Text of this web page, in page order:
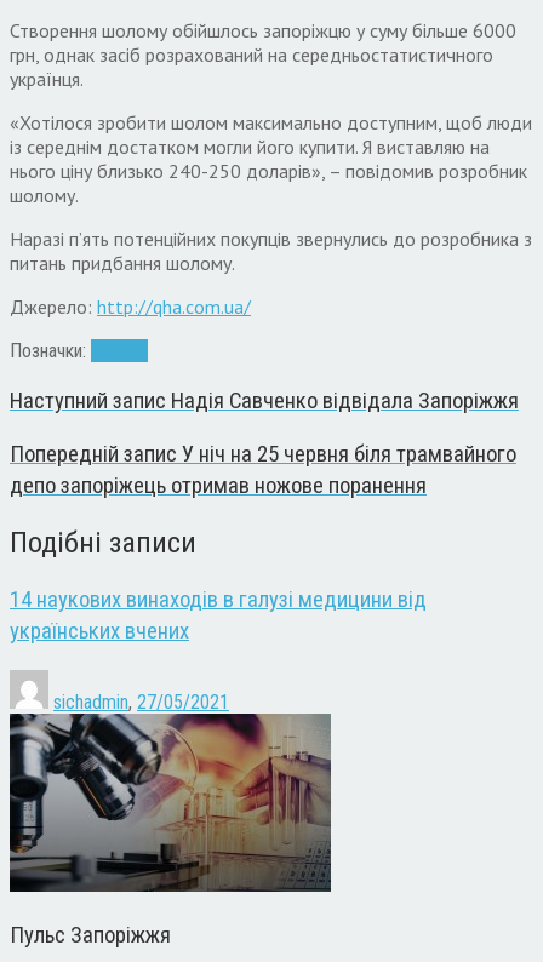
Створення шолому обійшлось запоріжцю у суму більше 6000
грн, однак засіб розрахований на середньостатистичного
українця.
«Хотілося зробити шолом максимально доступним, щоб люди
із середнім достатком могли його купити. Я виставляю на
нього ціну близько 240-250 доларів», – повідомив розробник
шолому.
Наразі п’ять потенційних покупців звернулись до розробника з
питань придбання шолому.
Джерело: http://qha.com.ua/
Позначки:
Наступний запис Надія Савченко відвідала Запоріжжя
Попередній запис У ніч на 25 червня біля трамвайного
депо запоріжець отримав ножове поранення
Подібні записи
14 наукових винаходів в галузі медицини від
українських вчених
sichadmin, 27/05/2021
Пульс Запоріжжя